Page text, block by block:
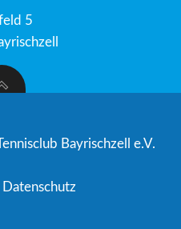
5
Bayrischzell e.V.
Datenschutz